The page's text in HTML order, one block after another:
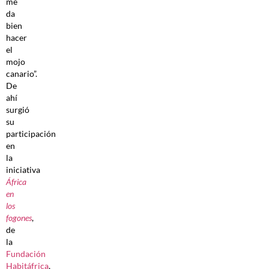
da
bien
hacer
el
mojo
canario”.
De
ahí
surgió
su
participación
en
la
iniciativa
África
en
los
fogones,
de
la
Fundación
Habitáfrica,